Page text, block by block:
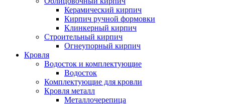
Керамический кирпич
Кирпич ручной формовки
Клинкерный кирпич
Строительный кирпич
Огнеупорный кирпич
Кровля
Водосток и комплектующие
Водосток
Комплектующие для кровли
Кровля металл
Металлочерепица